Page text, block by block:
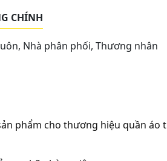
CHÍNH
Nhà phân phối, Thương nhân
phẩm cho thương hiệu quần áo